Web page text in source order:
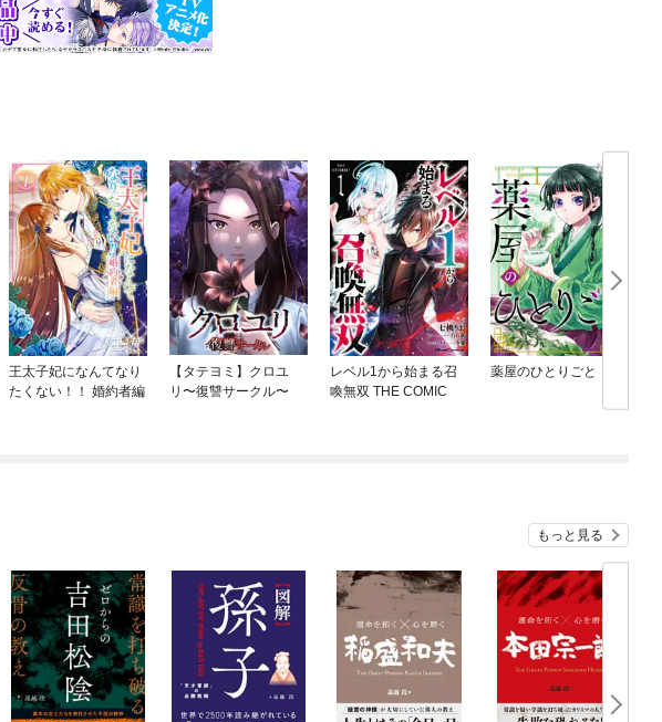
王太子妃になんてなり
たくない！！ 婚約者編
【タテヨミ】クロユ
リ〜復讐サークル〜
レベル1から始まる召
喚無双 THE COMIC
薬屋のひとりごと
もっと見る